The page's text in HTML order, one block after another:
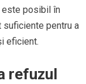
este posibil în
suficiente pentru a
eficient.
refuzul